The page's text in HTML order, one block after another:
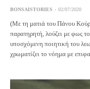
BONSAISTORIES 02/07/2020
(Με τη ματιά του Πάνου
παρατηρητή, λούζει με φως
υποσχόμενη ποιητική του
χρωματίζει το νόημα με